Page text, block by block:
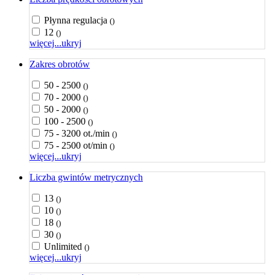
Płynna regulacja ()
12 ()
więcej...ukryj
Zakres obrotów
50 - 2500 ()
70 - 2000 ()
50 - 2000 ()
100 - 2500 ()
75 - 3200 ot./min ()
75 - 2500 ot/min ()
więcej...ukryj
Liczba gwintów metrycznych
13 ()
10 ()
18 ()
30 ()
Unlimited ()
więcej...ukryj